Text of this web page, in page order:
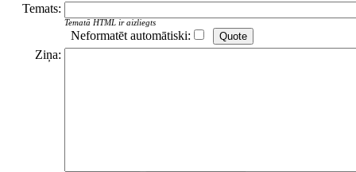
Temats:
Tematā HTML ir aizliegts
Neformatēt automātiski:
Ziņa: